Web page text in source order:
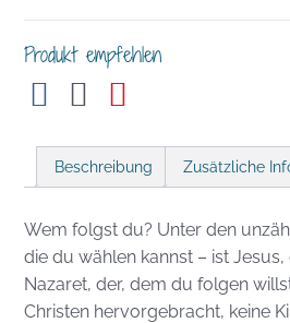
Produkt empfehlen
Beschreibung Zusätzliche
Wem folgst du? Unter den
die du wählen kannst – ist Jesus,
Nazaret, der, dem du folgen
Christen hervorgebracht, keine